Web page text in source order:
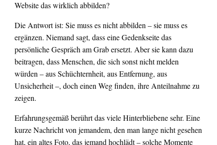
Website das wirklich abbilden?
Die Antwort ist: Sie muss es nicht abbilden – sie muss es
ergänzen. Niemand sagt, dass eine Gedenkseite das
persönliche Gespräch am Grab ersetzt. Aber sie kann dazu
beitragen, dass Menschen, die sich sonst nicht melden
würden – aus Schüchternheit, aus Entfernung, aus
Unsicherheit –, doch einen Weg finden, ihre Anteilnahme zu
zeigen.
Erfahrungsgemäß berührt das viele Hinterbliebene sehr. Eine
kurze Nachricht von jemandem, den man lange nicht gesehen
hat, ein altes Foto, das jemand hochlädt – solche Momente